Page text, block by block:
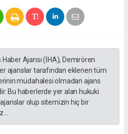
Ajansı (İHA), Demirören
ajanslar tarafından eklenen tüm
müdahalesi olmadan ajans
Bu haberlerde yer alan hukuki
olup sitemizin hiç bir